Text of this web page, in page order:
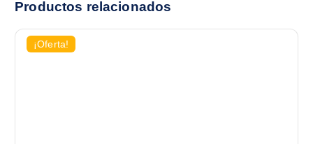
Productos relacionados
¡Oferta!